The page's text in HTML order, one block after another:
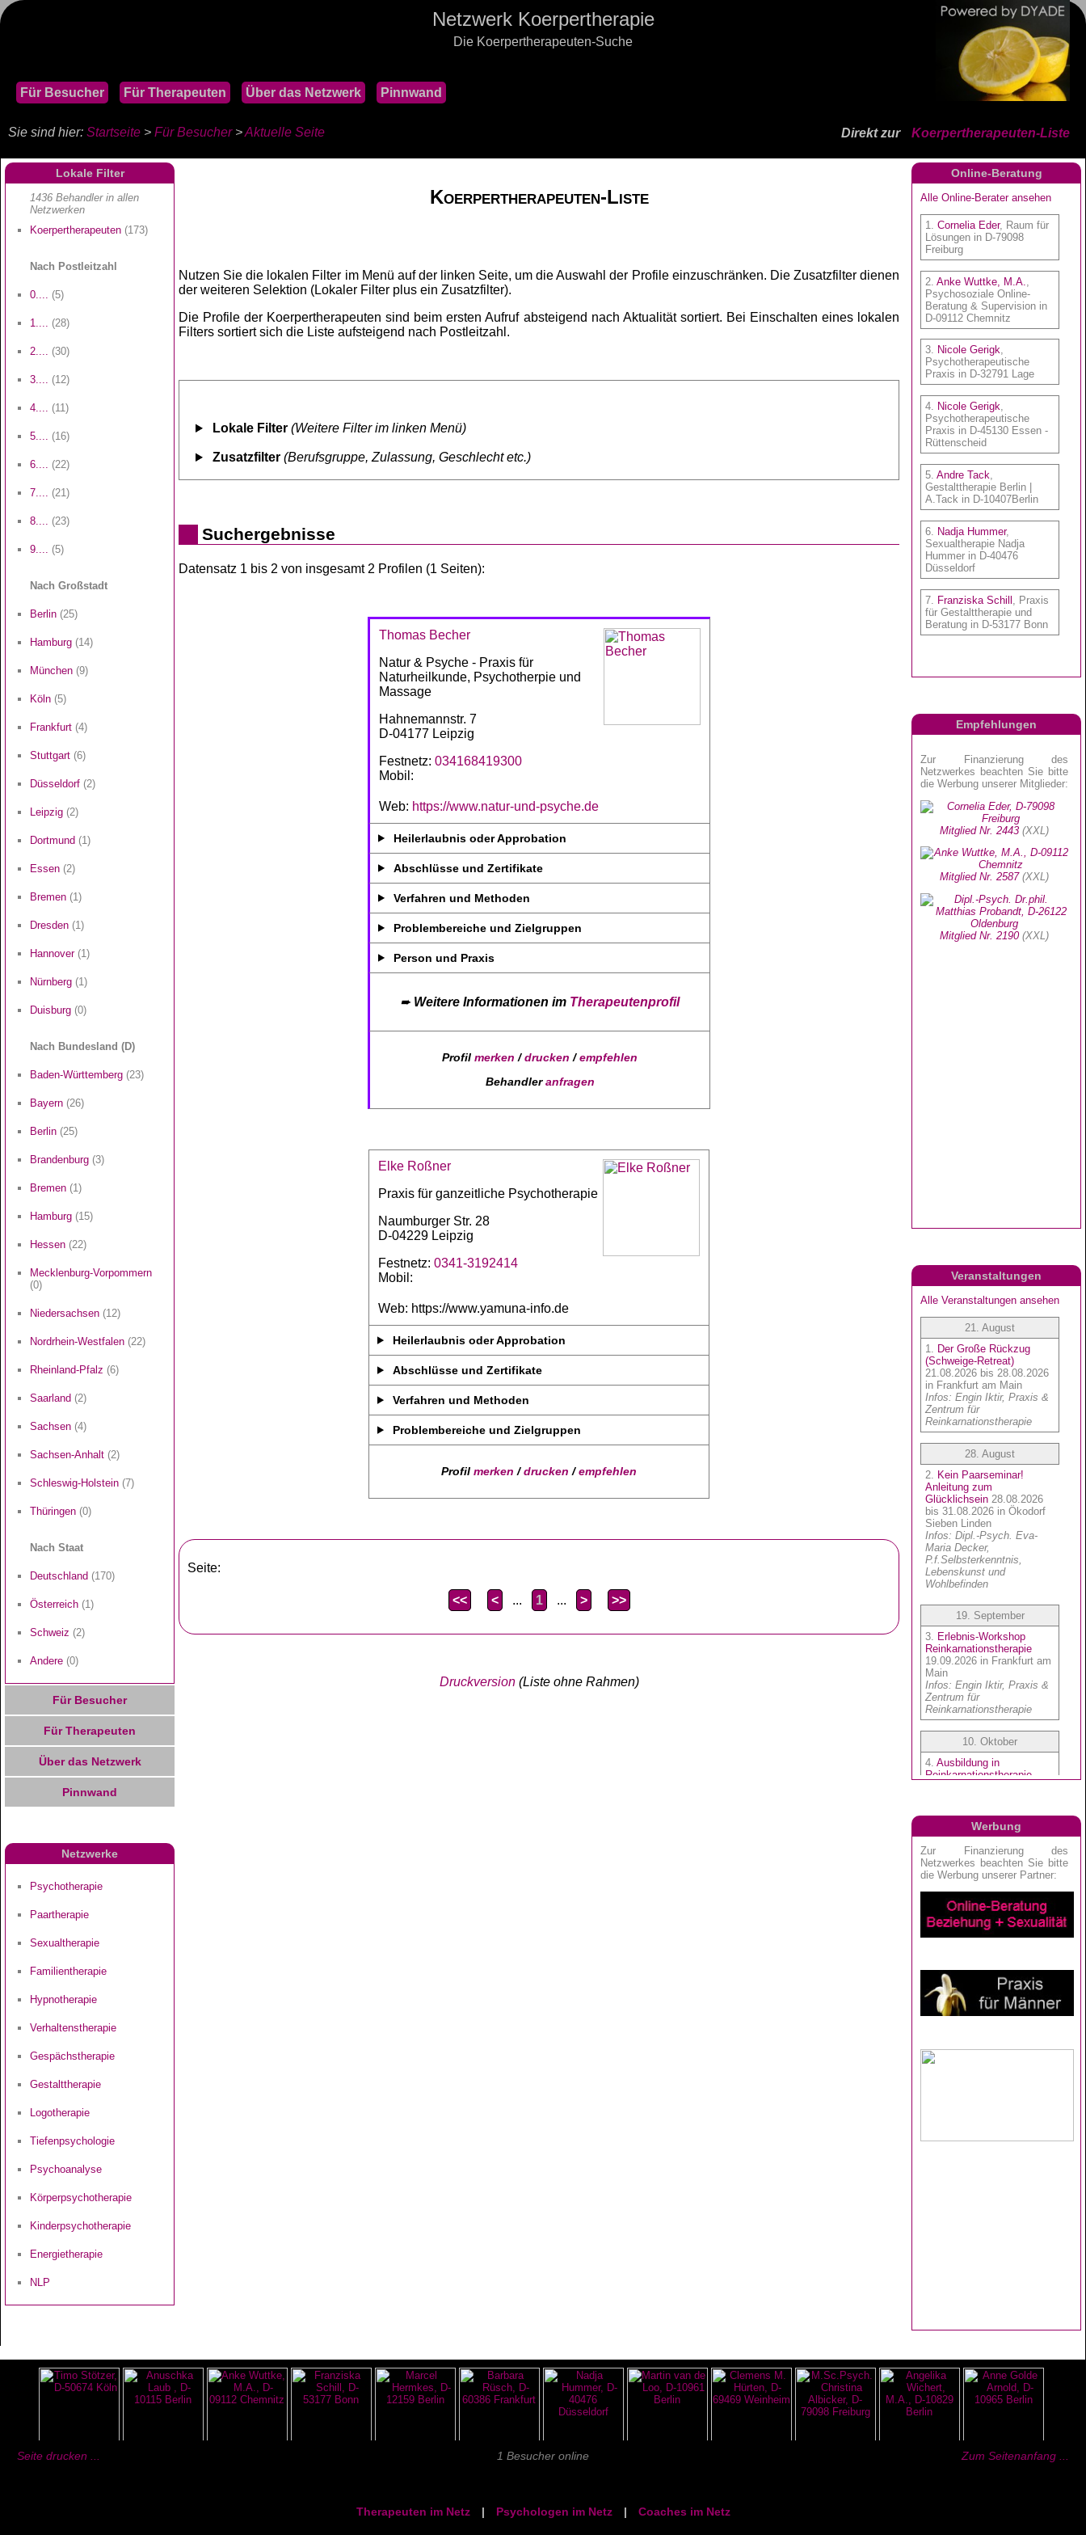
Netzwerk Koerpertherapie
Die Koerpertherapeuten-Suche
Für Besucher Für Therapeuten Über das Netzwerk Pinnwand
Direkt zur Koerpertherapeuten-Liste
Sie sind hier: Startseite > Für Besucher>Aktuelle Seite
Lokale Filter
1436 Behandler in allen
Netzwerken
Koerpertherapeuten (173)
Nach Postleitzahl
0.... (5)
1.... (28)
2.... (30)
3.... (12)
4.... (11)
5.... (16)
6.... (22)
7.... (21)
8.... (23)
9.... (5)
Nach Großstadt
Berlin (25)
Hamburg (14)
München (9)
Köln (5)
Frankfurt (4)
Stuttgart (6)
Düsseldorf (2)
Leipzig (2)
Dortmund (1)
Essen (2)
Bremen (1)
Dresden (1)
Hannover(1)
Nürnberg (1)
Duisburg (0)
Nach Bundesland (D)
Baden-Württemberg (23)
Bayern (26)
Berlin (25)
Brandenburg (3)
Bremen (1)
Hamburg (15)
Hessen (22)
Mecklenburg-Vorpommern
(0)
Niedersachsen (12)
Nordrhein-Westfalen (22)
Rheinland-Pfalz (6)
Saarland (2)
Sachsen (4)
Sachsen-Anhalt (2)
Schleswig-Holstein (7)
Thüringen (0)
Nach Staat
Deutschland (170)
Österreich (1)
Schweiz (2)
Andere (0)
Für Besucher
Für Therapeuten
Über das Netzwerk
Pinnwand
Netzwerke
Psychotherapie
Paartherapie
Sexualtherapie
Familientherapie
Hypnotherapie
Verhaltenstherapie
Gespächstherapie
Gestalttherapie
Logotherapie
Tiefenpsychologie
Psychoanalyse
Körperpsychotherapie
Kinderpsychotherapie
Energietherapie
NLP
Koerpertherapeuten-Liste
Nutzen Sie die lokalen Filter im Menü auf der linken Seite, um die Auswahl der Profile einzuschränken. Die Zusatzfilter dienen
der weiteren Selektion (Lokaler Filter plus ein Zusatzfilter).
Die Profile der Koerpertherapeuten sind beim ersten Aufruf absteigend nach Aktualität sortiert. Bei Einschalten eines lokalen
Filters sortiert sich die Liste aufsteigend nach Postleitzahl.
Lokale Filter (Weitere Filter im linken Menü)
Zusatzfilter (Berufsgruppe, Zulassung, Geschlecht etc.)
Suchergebnisse
Datensatz 1 bis 2 von insgesamt 2 Profilen (1 Seiten):
Thomas Becher
Natur & Psyche - Praxis für
Naturheilkunde, Psychotherpie und
Massage
Hahnemannstr. 7
D-04177 Leipzig
Festnetz: 034168419300
Mobil:
Web: https://www.natur-und-psyche.de
Heilerlaubnis oder Approbation
Abschlüsse und Zertifikate
Verfahren und Methoden
Problembereiche und Zielgruppen
Person und Praxis
➨ Weitere Informationen im Therapeutenprofil
Profil merken /drucken /empfehlen
Behandleranfragen
Elke Roßner
Praxis für ganzeitliche Psychotherapie
Naumburger Str. 28
D-04229 Leipzig
Festnetz: 0341-3192414
Mobil:
Web: https://www.yamuna-info.de
Heilerlaubnis oder Approbation
Abschlüsse und Zertifikate
Verfahren und Methoden
Problembereiche und Zielgruppen
Profil merken /drucken /empfehlen
Seite:
<< < ... 1 ... > >>
Druckversion(Liste ohne Rahmen)
Online-Beratung
Empfehlungen
Veranstaltungen
Werbung
Seite drucken ... 1 Besucher online Zum Seitenanfang ...
Therapeuten im Netz | Psychologen im Netz | Coaches im Netz